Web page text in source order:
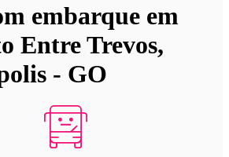
embarque em
Entre Trevos,
- GO